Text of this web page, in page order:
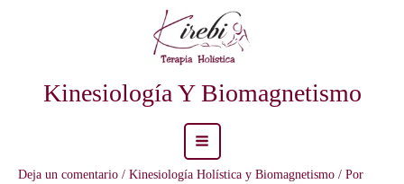
Kinesiología Y Biomagnetismo
Main
Deja un comentario / Kinesiología Holística y Biomagnetismo / Por